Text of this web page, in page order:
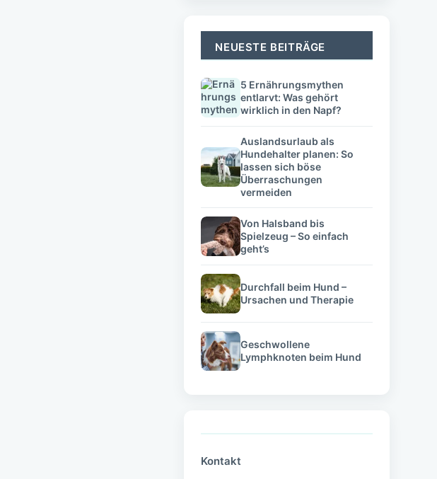
NEUESTE BEITRÄGE
5 Ernährungsmythen
entlarvt: Was gehört
wirklich in den Napf?
Auslandsurlaub als
Hundehalter planen: So
lassen sich böse
Überraschungen
vermeiden
Von Halsband bis
Spielzeug – So einfach
geht’s
Durchfall beim Hund –
Ursachen und Therapie
Geschwollene
Lymphknoten beim Hund
Kontakt